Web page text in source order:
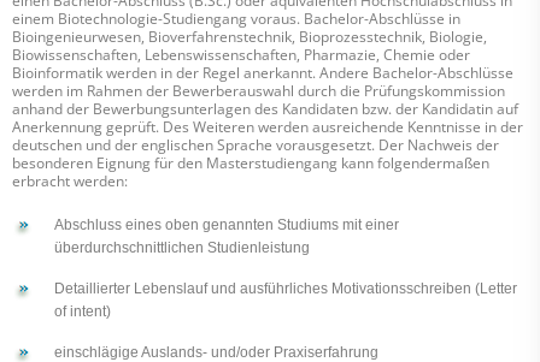
einem Biotechnologie-Studiengang voraus. Bachelor-Abschlüsse in
Bioingenieurwesen, Bioverfahrenstechnik, Bioprozesstechnik, Biologie,
Biowissenschaften, Lebenswissenschaften, Pharmazie, Chemie oder
Bioinformatik werden in der Regel anerkannt. Andere Bachelor-Abschlüsse
werden im Rahmen der Bewerberauswahl durch die Prüfungskommission
anhand der Bewerbungsunterlagen des Kandidaten bzw. der Kandidatin auf
Anerkennung geprüft. Des Weiteren werden ausreichende Kenntnisse in der
deutschen und der englischen Sprache vorausgesetzt. Der Nachweis der
besonderen Eignung für den Masterstudiengang kann folgendermaßen
erbracht werden:
Abschluss eines oben genannten Studiums mit einer
überdurchschnittlichen Studienleistung
Detaillierter Lebenslauf und ausführliches Motivationsschreiben (Letter
of intent)
einschlägige Auslands- und/oder Praxiserfahrung